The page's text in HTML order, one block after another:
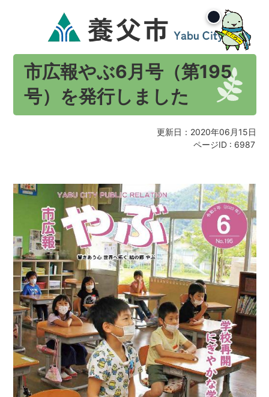
市広報やぶ6月号（第195
号）を発行しました
更新日：2020年06月15日
ページID : 6987